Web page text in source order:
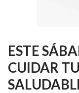
ESTE
CUIDAR